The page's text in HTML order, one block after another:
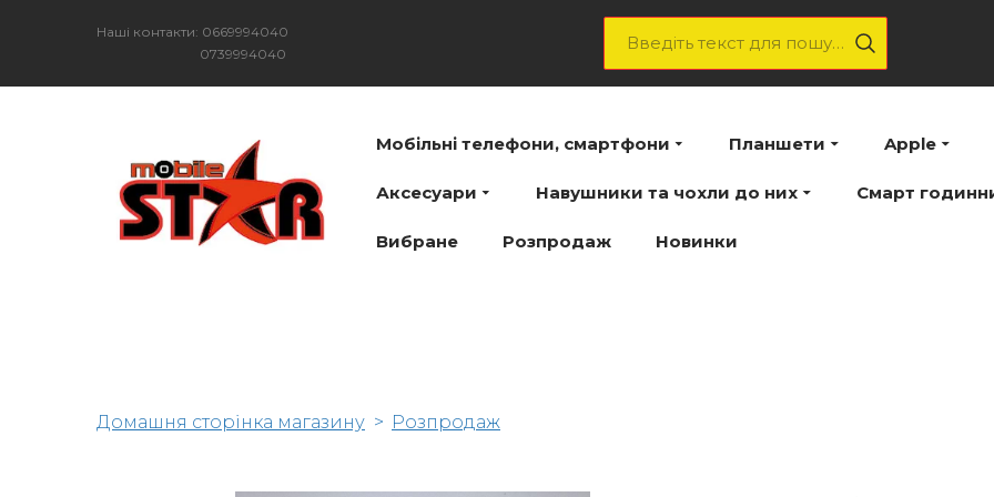
Наші контакти: 0669994040
0739994040
Мобільні телефони, смартфони Планшети Apple
Аксесуари Навушники та чохли до них Смарт
Вибране Розпродаж Новинки
Домашня сторінка магазину Розпродаж